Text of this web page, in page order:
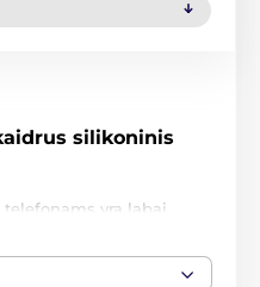
silikoninis
telefonams yra labai